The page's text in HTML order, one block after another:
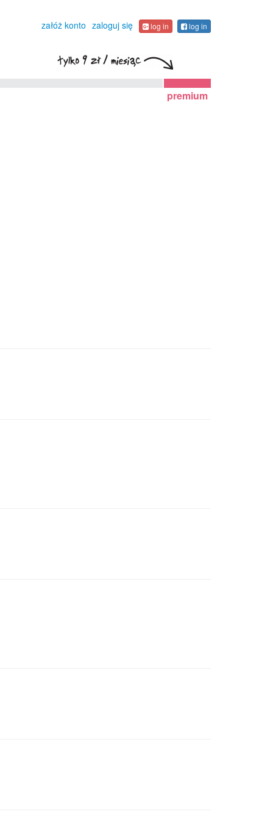
załóż konto zaloguj się log in log in
premium